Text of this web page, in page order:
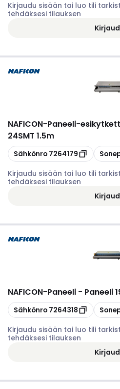
Kirjaudu sisään tai luo tili
tehdäksesi tilauksen
NAFICON-Paneeli-
24SMT 1.5m
Kopioi
Sähkönro 7264179 Kopioi
Kirjaudu sisään tai luo tili
tehdäksesi tilauksen
NAFICON-Paneeli - Paneeli
Kopioi
Sähkönro 7264318 Kopioi
Kirjaudu sisään tai luo tili
tehdäksesi tilauksen